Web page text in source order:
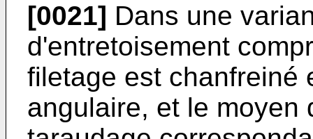
[0021] Dans une
d'entretoisement
filetage est chanfreiné
angulaire, et le moyen